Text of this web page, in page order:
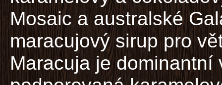
Mosaic a australské
maracujový sirup pro
Maracuja je